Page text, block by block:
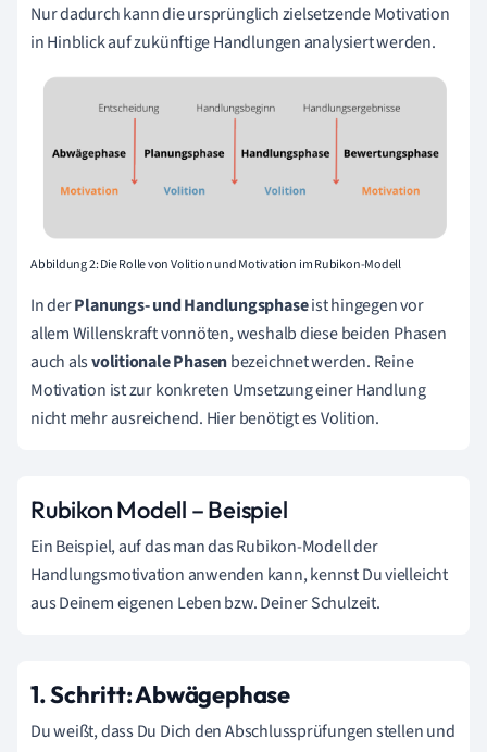
Nur dadurch kann die ursprünglich zielsetzende Motivation
in Hinblick auf zukünftige Handlungen analysiert werden.
Abbildung 2: Die Rolle von Volition und Motivation im Rubikon-Modell
In derPlanungs- und Handlungsphaseist hingegen vor
allem Willenskraft vonnöten, weshalb diese beiden Phasen
auch alsvolitionale Phasenbezeichnet werden. Reine
Motivation ist zur konkreten Umsetzung einer Handlung
nicht mehr ausreichend. Hier benötigt es Volition.
Rubikon Modell – Beispiel
Ein Beispiel, auf das man das Rubikon-Modell der
Handlungsmotivation anwenden kann, kennst Du vielleicht
aus Deinem eigenen Leben bzw. Deiner Schulzeit.
1. Schritt: Abwägephase
Du weißt, dass Du Dich den Abschlussprüfungen stellen und